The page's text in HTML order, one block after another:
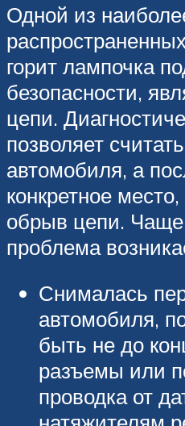
Одной из
горит лампочка
безопасности,
цепи.
позволяет
автомобиля, а
конкретное
обрыв цепи. Чаще
проблема
Снималась
автомобиля,
быть не до
разъемы или
проводка от